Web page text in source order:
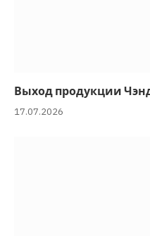
Выход продукции
17.07.2026